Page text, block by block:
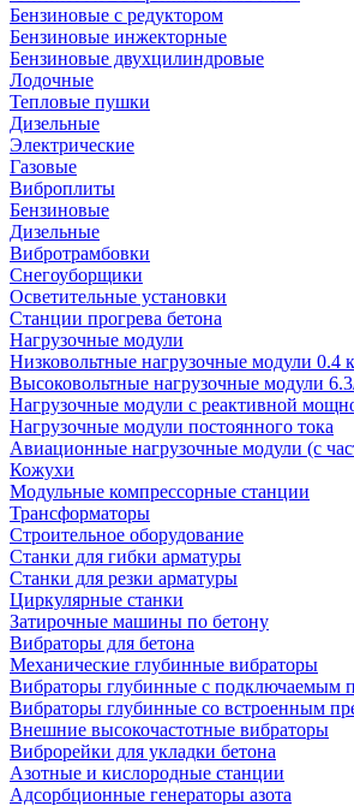
Бензиновые с редуктором
Бензиновые инжекторные
Бензиновые двухцилиндровые
Лодочные
Тепловые пушки
Дизельные
Электрические
Газовые
Виброплиты
Бензиновые
Дизельные
Вибротрамбовки
Снегоуборщики
Осветительные установки
Станции прогрева бетона
Нагрузочные модули
Низковольтные нагрузочные модули 0.4
Высоковольтные нагрузочные модули
Нагрузочные модули с реактивной
Нагрузочные модули постоянного тока
Авиационные нагрузочные модули (с
Кожухи
Модульные компрессорные станции
Трансформаторы
Строительное оборудование
Станки для гибки арматуры
Станки для резки арматуры
Циркулярные станки
Затирочные машины по бетону
Вибраторы для бетона
Механические глубинные вибраторы
Вибраторы глубинные с подключаемым
Вибраторы глубинные со встроенным
Внешние высокочастотные вибраторы
Виброрейки для укладки бетона
Азотные и кислородные станции
Адсорбционные генераторы азота